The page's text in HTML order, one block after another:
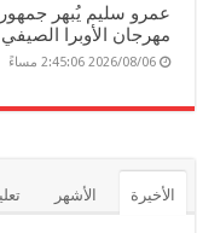
عمرو سليم يُبهر
مهرجان الأوبرا الصيفي 2026
2026/08/06 2:45:06 مساءً
الأخيرة الأشهر